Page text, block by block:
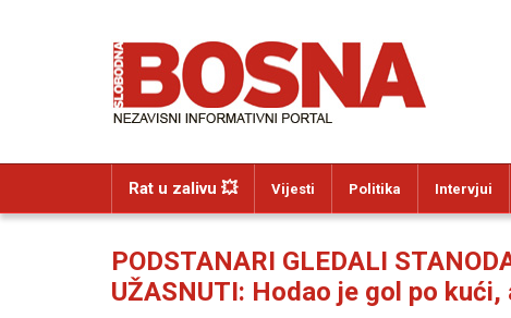
Rat u zalivu 💥 Vijesti Politika Intervjui
PODSTANARI GLEDALI
UŽASNUTI: Hodao je gol po